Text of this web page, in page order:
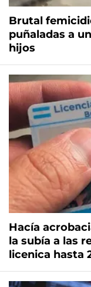
Brutal
puñaladas a
hijos
Hacía
la subía a las
licenica hasta